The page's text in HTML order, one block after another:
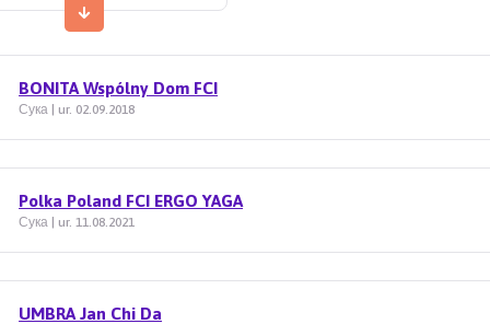
BONITA Wspólny Dom FCI
Сука | ur. 02.09.2018
Polka Poland FCI ERGO YAGA
Сука | ur. 11.08.2021
UMBRA Jan Chi Da